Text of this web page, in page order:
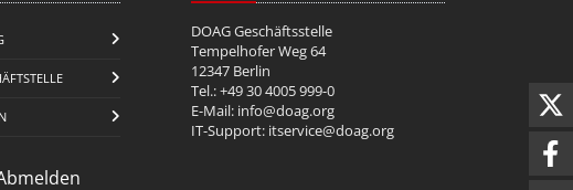
DOAG Geschäftsstelle
Tempelhofer Weg 64
12347 Berlin
Tel.: +49 30 4005 999-0
E-Mail: info@doag.org
IT-Support: itservice@doag.org